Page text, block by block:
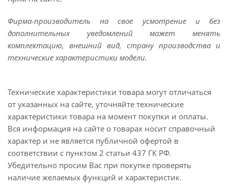
Фирма-производитель на свое усмотрение и без
дополнительных уведомлений может менять
комплектацию, внешний вид, страну производства и
технические характеристики модели.
Технические характеристики товара могут отличаться
от указанных на сайте, уточняйте технические
характеристики товара на момент покупки и оплаты.
Вся информация на сайте о товарах носит справочный
характер и не является публичной офертой в
соответствии с пунктом 2 статьи 437 ГК РФ.
Убедительно просим Вас при покупке проверять
наличие желаемых функций и характеристик.